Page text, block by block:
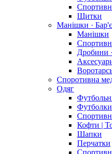
Щитки
Манішки ·
Манішки
Дробини
Споротивна
Одяг
Футболки
Кофти |
Шапки
Перчатки